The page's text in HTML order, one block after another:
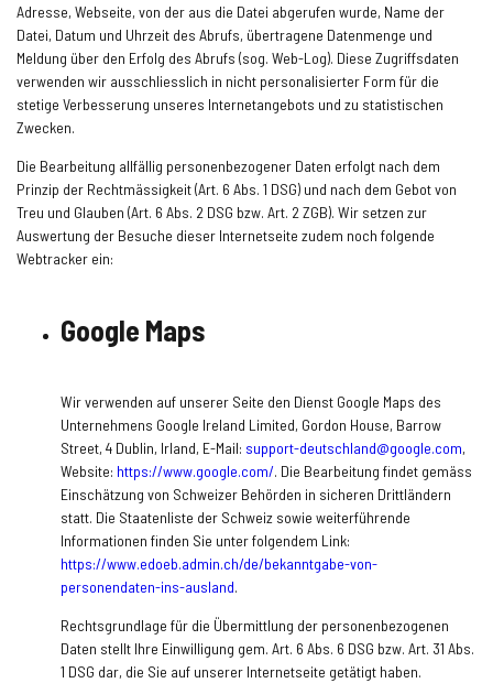
Adresse, Webseite, von der aus die Datei abgerufen wurde, Name der
Datei, Datum und Uhrzeit des Abrufs, übertragene Datenmenge und
Meldung über den Erfolg des Abrufs (sog. Web-Log). Diese Zugriffsdaten
verwenden wir ausschliesslich in nicht personalisierter Form für die
stetige Verbesserung unseres Internetangebots und zu statistischen
Zwecken.
Die Bearbeitung allfällig personenbezogener Daten erfolgt nach dem
Prinzip der Rechtmässigkeit (Art. 6 Abs. 1 DSG) und nach dem Gebot von
Treu und Glauben (Art. 6 Abs. 2 DSG bzw. Art. 2 ZGB). Wir setzen zur
Auswertung der Besuche dieser Internetseite zudem noch folgende
Webtracker ein:
Google Maps
Wir verwenden auf unserer Seite den Dienst Google Maps des
Unternehmens Google Ireland Limited, Gordon House, Barrow
Street, 4 Dublin, Irland, E-Mail: support-deutschland@google.com,
Website: https://www.google.com/. Die Bearbeitung findet gemäss
Einschätzung von Schweizer Behörden in sicheren Drittländern
statt. Die Staatenliste der Schweiz sowie weiterführende
Informationen finden Sie unter folgendem Link:
https://www.edoeb.admin.ch/de/bekanntgabe-von-
personendaten-ins-ausland.
Rechtsgrundlage für die Übermittlung der personenbezogenen
Daten stellt Ihre Einwilligung gem. Art. 6 Abs. 6 DSG bzw. Art. 31 Abs.
1 DSG dar, die Sie auf unserer Internetseite getätigt haben.